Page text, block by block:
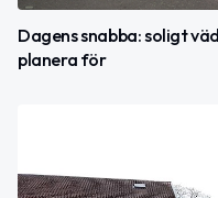
Dagens snabba: soligt
planera för